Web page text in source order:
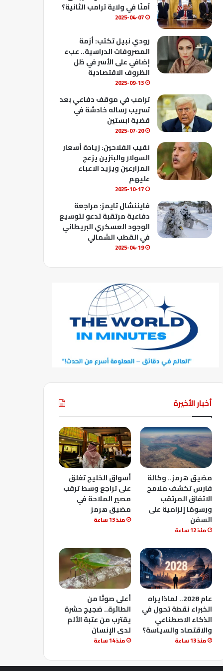
b
e
آمنًا في ولاية ترامب الثانية؟
2025-04-07
رودي نبيل تكتب: أزمة
المصروفات الدراسية.. عبء
إضافي على الأسر في ظل
الظروف الاقتصادية
2025-09-13
ترامب في موقف دفاعي بعد
تسريب رساله خادشة في
قضية ابستين
2025-07-20
نقيب الفلاحين: زيادة أسعار
السولار والبنزين يزعج
المزارعين ويزيد الاعباء
عليهم
2025-10-17
فايننشال تايمز: مراجعة
دفاعية مرتقبة تدعو لتوسيع
الوجود العسكري البريطاني
في القطب الشمالي
2025-04-19
أخبار الأخيرة
مضيق هرمز.. وكالة
فارس تكشف ملامح
الاتفاق المرتقب
ورسومًا إلزامية على
السفن
منذ 12 ساعة
أسواق الخليج تغلق
على تراجع وسط ترقب
مصير الملاحة في
مضيق هرمز
منذ 13 ساعة
عام 2028.. لماذا يراه
الخبراء نقطة تحول في
الذكاء الاصطناعي
والاقتصاد والسياسة؟
منذ 13 ساعة
أعلى صوتًا من
الطائرة.. ضجيج حشرة
يقترب من عتبة الألم
لدى الإنسان
منذ 14 ساعة